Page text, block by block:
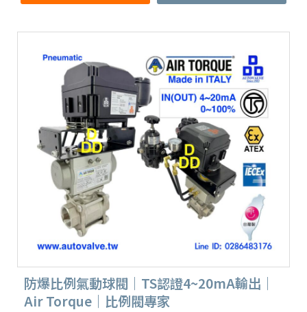
防爆比例氣動球閥｜TS認證4~20mA輸出｜
Air Torque｜比例閥專家